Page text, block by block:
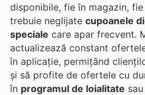
disponibile, fie în magazin, fie
trebuie neglijate cupoanele
speciale care apar frecvent.
actualizează constant
în aplicație, permițând
și să profite de ofertele cu
în programul de loialitate